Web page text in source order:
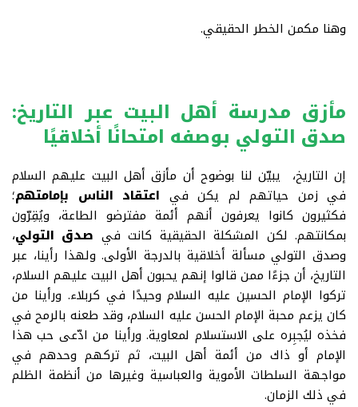
وهنا مكمن الخطر الحقيقي.
مأزق مدرسة أهل البيت عبر التاريخ:
صدق التولي بوصفه امتحانًا أخلاقيًا
إن التاريخ، يبيّن لنا بوضوح أن مأزق أهل البيت عليهم السلام
في زمن حياتهم لم يكن في اعتقاد الناس بإمامتهم؛
فكثيرون كانوا يعرفون أنهم أئمة مفترضو الطاعة، ويُقِرّون
بمكانتهم. لكن المشكلة الحقيقية كانت في صدق التولي،
وصدق التولي مسألة أخلاقية بالدرجة الأولى.ولهذا رأينا، عبر
التاريخ، أن جزءًا ممن قالوا إنهم يحبون أهل البيت عليهم السلام،
تركوا الإمام الحسين عليه السلام وحيدًا في كربلاء. ورأينا من
كان يزعم محبة الإمام الحسن عليه السلام، وقد طعنه بالرمح في
فخذه ليُجبِره على الاستسلام لمعاوية. ورأينا من ادّعى حب هذا
الإمام أو ذاك من أئمة أهل البيت، ثم تركهم وحدهم في
مواجهة السلطات الأموية والعباسية وغيرها من أنظمة الظلم
في ذلك الزمان.